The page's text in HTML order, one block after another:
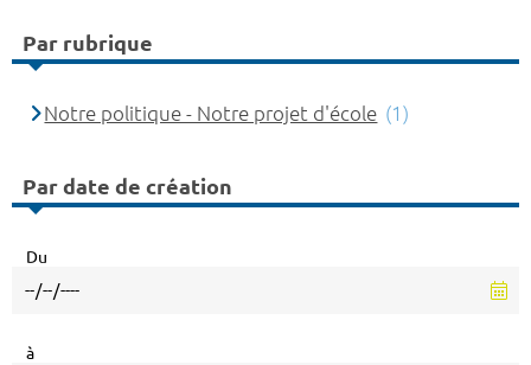
Par rubrique
Notre politique - Notre projet d'école (1)
Par date de création
Du
à